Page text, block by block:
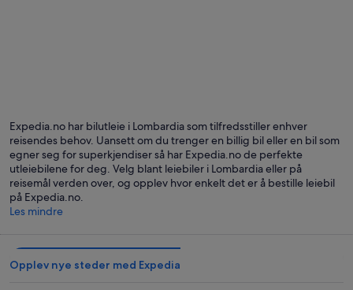
Expedia.no har bilutleie i Lombardia som tilfredsstiller enhver
reisendes behov. Uansett om du trenger en billig bil eller en bil som
egner seg for superkjendiser så har Expedia.no de perfekte
utleiebilene for deg. Velg blant leiebiler i Lombardia eller på
reisemål verden over, og opplev hvor enkelt det er å bestille leiebil
på Expedia.no.
Les mindre
Opplev nye steder med Expedia